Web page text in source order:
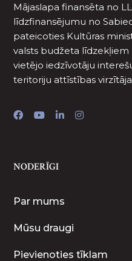
Mājaslapa finansēta no
līdzfinansējumu no
pateicoties Kultūras
valsts budžeta līdzekļiem
vietējo iedzīvotāju
teritoriju attīstības
NODERĪGI
Par mums
Mūsu draugi
Pievienoties tīklam